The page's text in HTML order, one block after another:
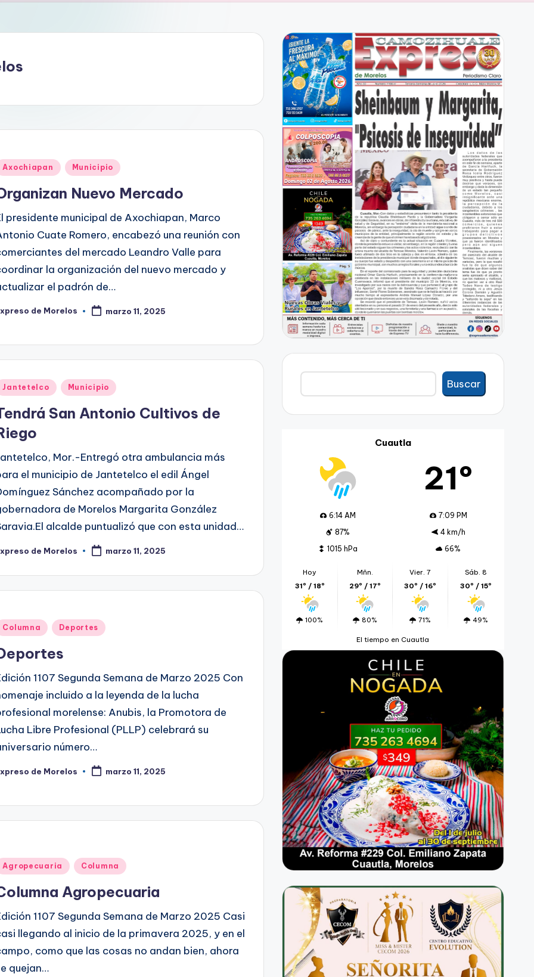
Axochiapan Municipio
Nuevo Mercado
presidente municipal de Axochiapan, Marco
Cuate Romero, encabezó una reunión con
del mercado Leandro Valle para
la organización del nuevo mercado y
el padrón de…
de Morelos marzo 11, 2025
Jantetelco Municipio
San Antonio Cultivos de
Mor.-Entregó otra ambulancia más
el municipio de Jantetelco el edil Ángel
Sánchez acompañado por la
de Morelos Margarita González
alcalde puntualizó que con esta unidad…
de Morelos marzo 11, 2025
Columna Deportes
1107 Segunda Semana de Marzo 2025 Con
incluido a la leyenda de la lucha
morelense: Anubis, la Promotora de
Libre Profesional (PLLP) celebrará su
número…
de Morelos marzo 11, 2025
Agropecuaria Columna
Agropecuaria
1107 Segunda Semana de Marzo 2025 Casi
llegando al inicio de la primavera 2025, y en el
como que las cosas no andan bien, ahora
quejan…
Buscar
Buscar
Cuautla
21º
6:14 AM
7:09 PM
87%
4 km/h
1015 hPa
66%
Hoy
31º / 18º
100%
Mñn.
29º / 17º
80%
Vier. 7
30º / 16º
71%
Sáb. 8
30º / 15º
49%
El tiempo en Cuautla